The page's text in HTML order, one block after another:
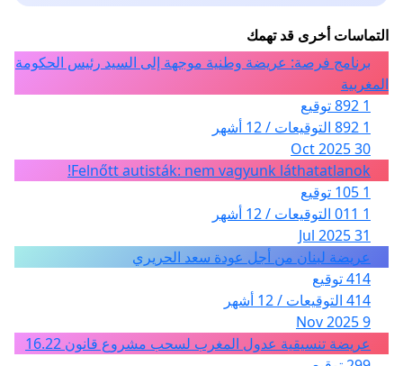
التماسات أخرى قد تهمك
برنامج فرصة: عريضة وطنية موجهة إلى السيد رئيس الحكومة
المغربية
1 892 توقيع
1 892 التوقيعات / 12 أشهر
30 Oct 2025
Felnőtt autisták: nem vagyunk láthatatlanok!
1 105 توقيع
1 011 التوقيعات / 12 أشهر
31 Jul 2025
عريضة لبنان من أجل عودة سعد الحريري
414 توقيع
414 التوقيعات / 12 أشهر
9 Nov 2025
عريضة تنسيقية عدول المغرب لسحب مشروع قانون 16.22